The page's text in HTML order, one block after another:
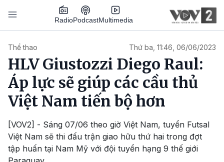
Nhảy đến nội dung
RadioPodcastMultimedia
Thể thao Thứ ba, 11:46, 06/06/2023
HLV Giustozzi Diego Raul:
Áp lực sẽ giúp các cầu thủ
Việt Nam tiến bộ hơn
[VOV2] - Sáng 07/06 theo giờ Việt Nam, tuyển Futsal
Việt Nam sẽ thi đấu trận giao hữu thứ hai trong đợt
tập huấn tại Nam Mỹ với đội tuyển hạng 9 thế giới